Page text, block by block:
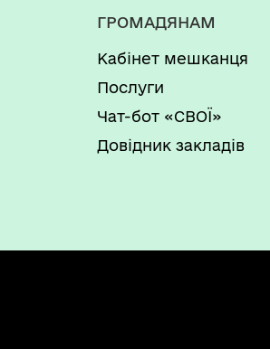
ГРОМАДЯНАМ
Кабінет мешканця
Послуги
Чат-бот «СВОЇ»
Довідник закладів